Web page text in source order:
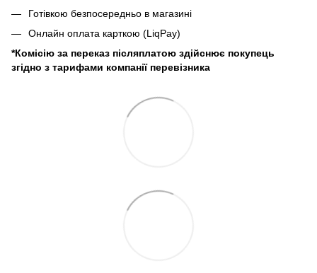
Готівкою безпосередньо в магазині
Онлайн оплата карткою (LiqPay)
*Комісію за переказ післяплатою здійснює покупець
згідно з тарифами компанії перевізника